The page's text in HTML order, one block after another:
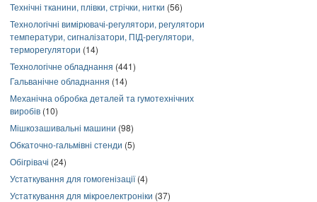
Технічні тканини, плівки, стрічки, нитки (56)
Технологічні вимірювачі-регулятори, регулятори
температури, сигналізатори, ПІД-регулятори,
терморегулятори (14)
Технологічне обладнання (441)
Гальванічне обладнання (14)
Механічна обробка деталей та гумотехнічних
виробів (10)
Мішкозашивальні машини (98)
Обкаточно-гальмівні стенди (5)
Обігрівачі (24)
Устаткування для гомогенізації(4)
Устаткування для мікроелектроніки (37)